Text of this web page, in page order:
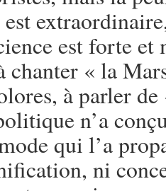
est forte et
chanter « la
à parler
n’a
qui l’a
ni